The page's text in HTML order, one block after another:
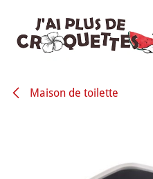
Maison de toilette